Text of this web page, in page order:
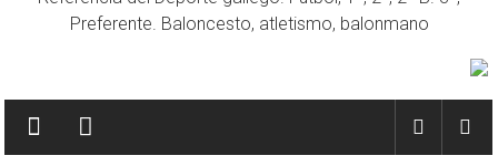
Preferente. Baloncesto, atletismo, balonmano